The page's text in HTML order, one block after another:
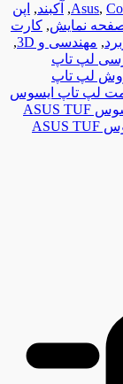
Asus,
, آکبند, اپن
نمایش, کارت
, مهندسی و 3D
,
لپ تاپ
لپ تاپ
لپ تاپ ایسوس
لپ تاپ ایسوس ASUS TUF
مشخصات لپ تاپ ایسوس ASUS TUF